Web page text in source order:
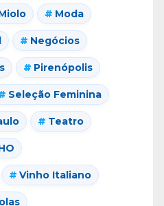
Moda
Negócios
Pirenópolis
Seleção Feminina
Teatro
Vinho Italiano